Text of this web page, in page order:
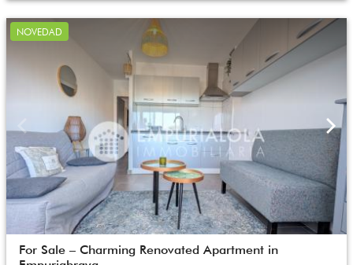
NOVEDAD
For Sale – Charming Renovated Apartment in